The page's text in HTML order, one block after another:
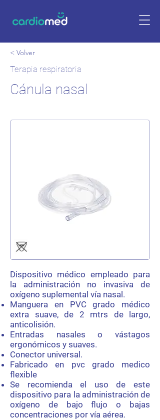
< Volver
Terapia respiratoria
Cánula nasal
Dispositivo médico empleado para
la administración no invasiva de
oxígeno suplemental vía nasal.
Manguera en PVC grado médico
extra suave, de 2 mtrs de largo,
anticolisión.
Entradas nasales o vástagos
ergonómicos y suaves.
Conector universal.
Fabricado en pvc grado medico
flexible
Se recomienda el uso de este
dispositivo para la administración de
oxígeno de bajo flujo o bajas
concentraciones por vía aérea.